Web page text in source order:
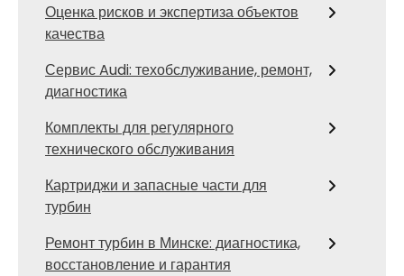
Оценка рисков и экспертиза объектов
качества
Сервис Audi: техобслуживание, ремонт,
диагностика
Комплекты для регулярного
технического обслуживания
Картриджи и запасные части для
турбин
Ремонт турбин в Минске: диагностика,
восстановление и гарантия